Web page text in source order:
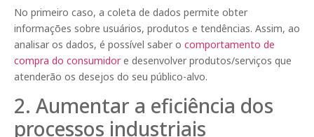
No primeiro caso, a coleta de dados permite obter
informações sobre usuários, produtos e tendências. Assim, ao
analisar os dados, é possível saber o comportamento de
compra do consumidore desenvolver produtos/serviços que
atenderão os desejos do seu público-alvo.
2. Aumentar a eficiência dos
processos industriais